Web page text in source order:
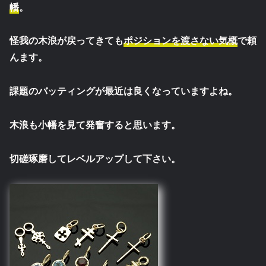
幡。
怪我の木浪が戻ってきてもポジションを渡さない気概で頼
んます。
課題のバッティングが最近は良くなっていますよね。
木浪も小幡を見て発奮すると思います。
切磋琢磨してレベルアップして下さい。